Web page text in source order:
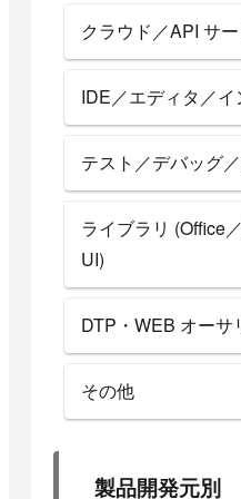
クラウド／API サ
IDE／エディタ／イ
テスト／デバッグ
ライブラリ (Office
UI)
DTP・WEB オーサ
その他
製品開発元別